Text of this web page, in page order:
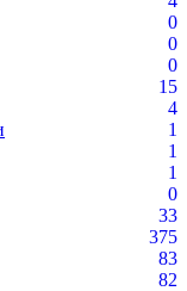
0
0
0
15
4
1
1
1
0
33
375
83
82